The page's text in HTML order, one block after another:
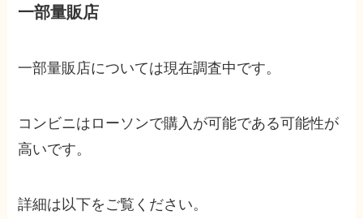
一部量販店
一部量販店については現在調査中です。
コンビニはローソンで購入が可能である可能性が
高いです。
詳細は以下をご覧ください。